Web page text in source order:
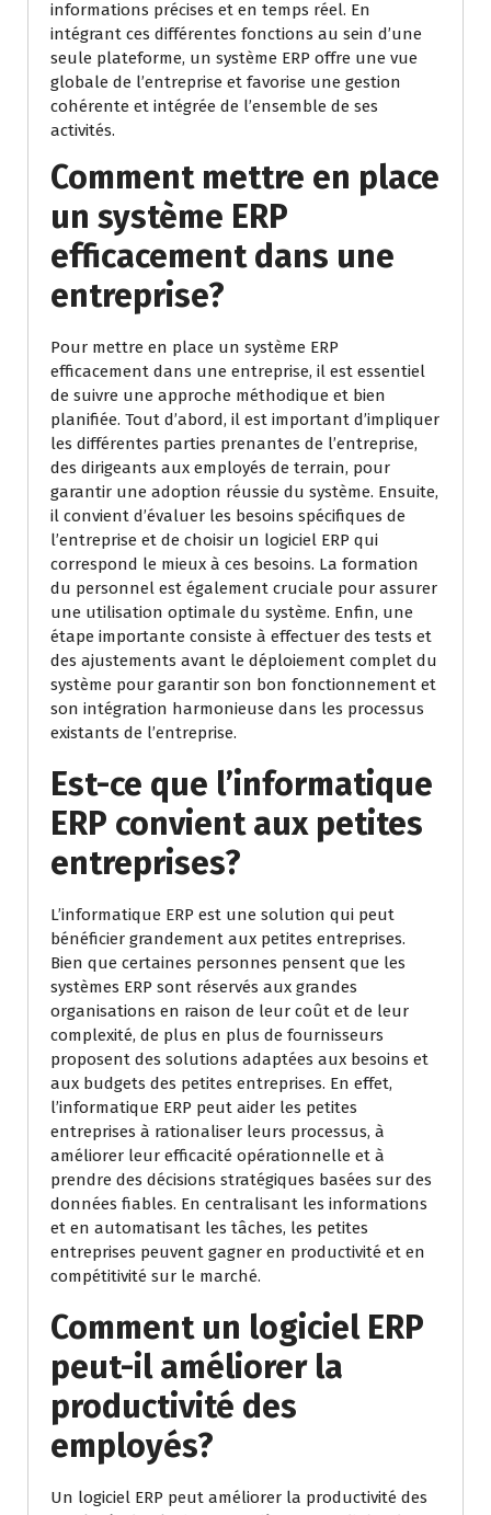
informations précises et en temps réel. En
intégrant ces différentes fonctions au sein d’une
seule plateforme, un système ERP offre une vue
globale de l’entreprise et favorise une gestion
cohérente et intégrée de l’ensemble de ses
activités.
Comment mettre en place
un système ERP
efficacement dans une
entreprise?
Pour mettre en place un système ERP
efficacement dans une entreprise, il est essentiel
de suivre une approche méthodique et bien
planifiée. Tout d’abord, il est important d’impliquer
les différentes parties prenantes de l’entreprise,
des dirigeants aux employés de terrain, pour
garantir une adoption réussie du système. Ensuite,
il convient d’évaluer les besoins spécifiques de
l’entreprise et de choisir un logiciel ERP qui
correspond le mieux à ces besoins. La formation
du personnel est également cruciale pour assurer
une utilisation optimale du système. Enfin, une
étape importante consiste à effectuer des tests et
des ajustements avant le déploiement complet du
système pour garantir son bon fonctionnement et
son intégration harmonieuse dans les processus
existants de l’entreprise.
Est-ce que l’informatique
ERP convient aux petites
entreprises?
L’informatique ERP est une solution qui peut
bénéficier grandement aux petites entreprises.
Bien que certaines personnes pensent que les
systèmes ERP sont réservés aux grandes
organisations en raison de leur coût et de leur
complexité, de plus en plus de fournisseurs
proposent des solutions adaptées aux besoins et
aux budgets des petites entreprises. En effet,
l’informatique ERP peut aider les petites
entreprises à rationaliser leurs processus, à
améliorer leur efficacité opérationnelle et à
prendre des décisions stratégiques basées sur des
données fiables. En centralisant les informations
et en automatisant les tâches, les petites
entreprises peuvent gagner en productivité et en
compétitivité sur le marché.
Comment un logiciel ERP
peut-il améliorer la
productivité des
employés?
Un logiciel ERP peut améliorer la productivité des